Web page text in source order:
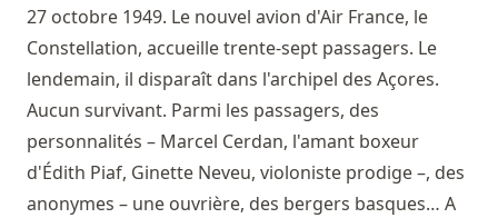
27 octobre 1949. Le nouvel avion d'Air France, le
Constellation, accueille trente-sept passagers. Le
lendemain, il disparaît dans l'archipel des Açores.
Aucun survivant. Parmi les passagers, des
personnalités – Marcel Cerdan, l'amant boxeur
d'Édith Piaf, Ginette Neveu, violoniste prodige –, des
anonymes – une ouvrière, des bergers basques… A